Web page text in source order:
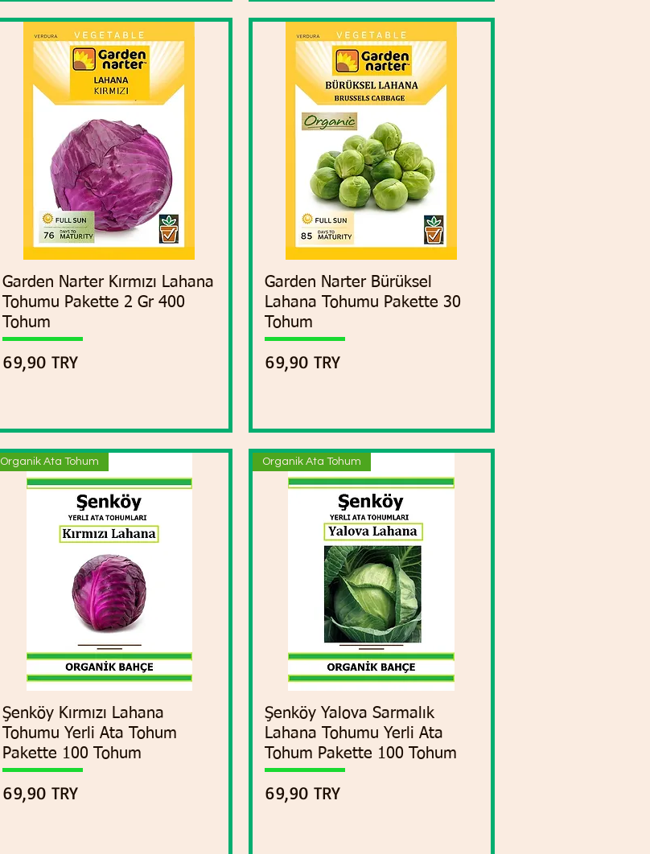
Vista rápida
Garden Narter Kırmızı Lahana
Tohumu Pakette 2 Gr 400
Tohum
Precio
69,90 TRY
Vista rápida
Garden Narter Bürüksel
Lahana Tohumu Pakette 30
Tohum
Precio
69,90 TRY
Vista rápida
Organik Ata Tohum
Şenköy Kırmızı Lahana
Tohumu Yerli Ata Tohum
Pakette 100 Tohum
Precio
69,90 TRY
Vista rápida
Organik Ata Tohum
Şenköy Yalova Sarmalık
Lahana Tohumu Yerli Ata
Tohum Pakette 100 Tohum
Precio
69,90 TRY